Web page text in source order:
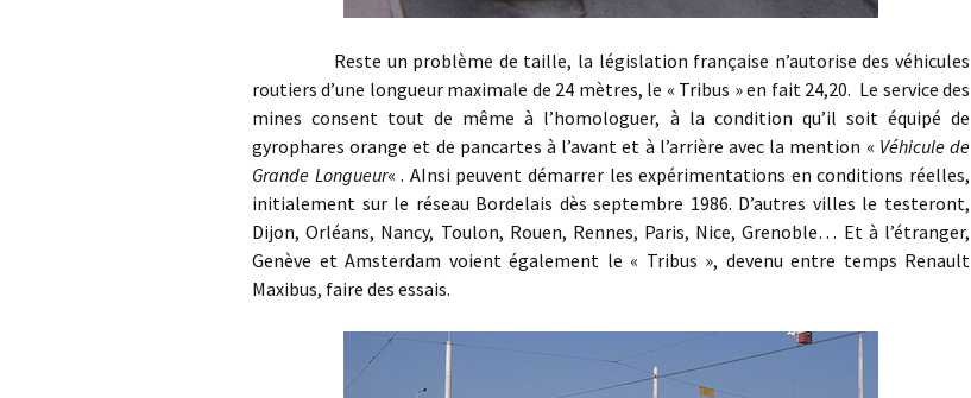
Reste un problème de taille, la législation française n’autorise des véhicules
routiers d’une longueur maximale de 24 mètres, le « Tribus » en fait 24,20. Le service des
mines consent tout de même à l’homologuer, à la condition qu’il soit équipé de
gyrophares orange et de pancartes à l’avant et à l’arrière avec la mention « Véhicule de
Grande Longueur« . AInsi peuvent démarrer les expérimentations en conditions réelles,
initialement sur le réseau Bordelais dès septembre 1986. D’autres villes le testeront,
Dijon, Orléans, Nancy, Toulon, Rouen, Rennes, Paris, Nice, Grenoble… Et à l’étranger,
Genève et Amsterdam voient également le « Tribus », devenu entre temps Renault
Maxibus, faire des essais.